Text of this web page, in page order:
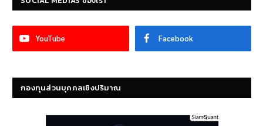
YouTube Facebook
กองทุนส่วนบุคคลเชิงปริมาณ